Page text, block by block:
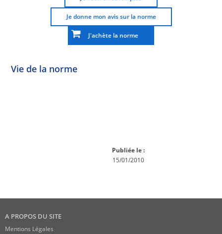
Je donne mon avis sur la norme
J'achète la norme
Vie de la norme
Publiée le :
15/01/2010
A PROPOS DU SITE
Mentions Légales